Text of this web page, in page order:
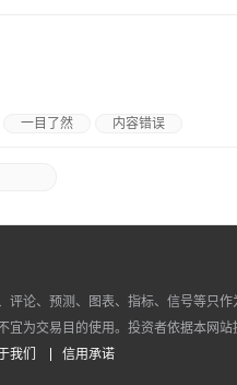
一目了然 内容错误
评论、预测、图表、指标、信号等只
宜为交易目的使用。投资者依据本网
我们 信用承诺